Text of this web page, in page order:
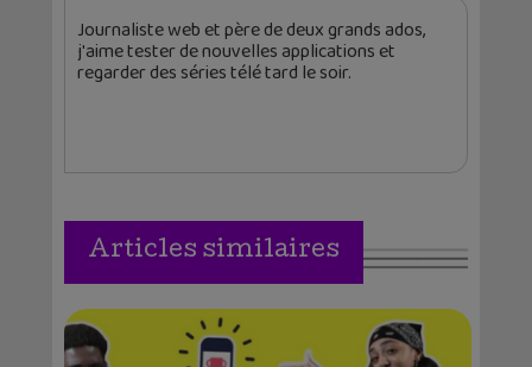
Journaliste web et père de deux grands ados,
j'aime tester de nouvelles applications et
regarder des séries télé tard le soir.
Articles similaires